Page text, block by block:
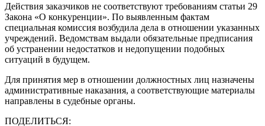
Действия заказчиков не соответствуют требованиям статьи 29
Закона «О конкуренции». По выявленным фактам
специальная комиссия возбудила дела в отношении указанных
учреждений. Ведомствам выдали обязательные предписания
об устранении недостатков и недопущении подобных
ситуаций в будущем.
Для принятия мер в отношении должностных лиц назначены
административные наказания, а соответствующие материалы
направлены в судебные органы.
ПОДЕЛИТЬСЯ: